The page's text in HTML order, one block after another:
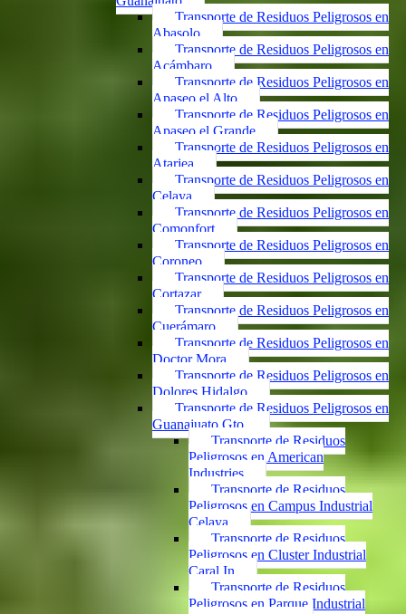
Transporte de Residuos Peligrosos en
Abasolo
Transporte de Residuos Peligrosos en
Acámbaro
Transporte de Residuos Peligrosos en
Apaseo el Alto
Transporte de Residuos Peligrosos en
Apaseo el Grande
Transporte de Residuos Peligrosos en
Atarjea
Transporte de Residuos Peligrosos en
Celaya
Transporte de Residuos Peligrosos en
Comonfort
Transporte de Residuos Peligrosos en
Coroneo
Transporte de Residuos Peligrosos en
Cortazar
Transporte de Residuos Peligrosos en
Cuerámaro
Transporte de Residuos Peligrosos en
Doctor Mora
Transporte de Residuos Peligrosos en
Dolores Hidalgo
Transporte de Residuos Peligrosos en
Guanajuato Gto.
Transporte de Residuos
Peligrosos en American
Industries
Transporte de Residuos
Peligrosos en Campus Industrial
Celaya
Transporte de Residuos
Peligrosos en Cluster Industrial
Caral In
Transporte de Residuos
Peligrosos en Parque Industrial